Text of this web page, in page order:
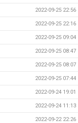
2022-09-25 22:56
2022-09-25 22:16
2022-09-25 09:04
2022-09-25 08:47
2022-09-25 08:07
2022-09-25 07:44
2022-09-24 19:01
2022-09-24 11:13
2022-09-22 22:26